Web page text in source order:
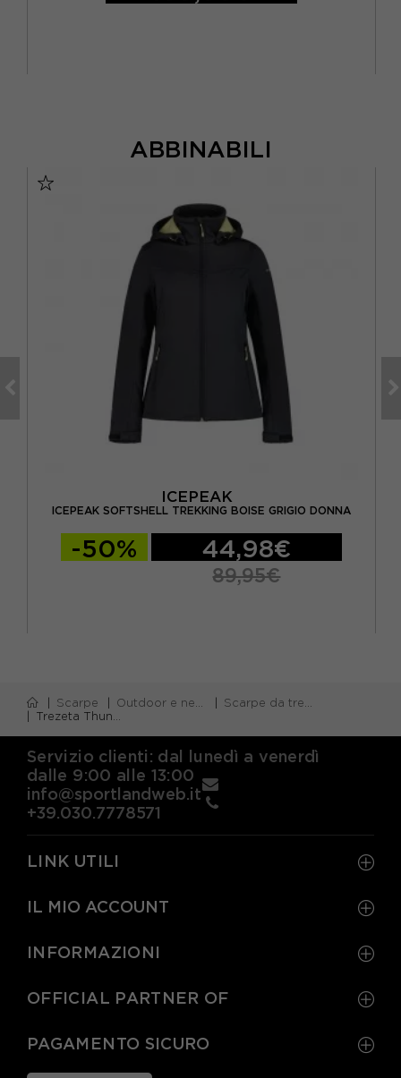
ABBINABILI
ICEPEAK
ICEPEAK SOFTSHELL TREKKING BOISE GRIGIO DONNA
-50% 44,98€
89,95€
Scarpe Outdoor e neve
Scarpe da trekking
Trezeta Thunder Mid Wp Grigio Scuro Azzurro - Pedule Trekking Donna
Servizio clienti: dal lunedì a venerdì
dalle 9:00 alle 13:00
info@sportlandweb.it
+39.030.7778571
LINK UTILI
IL MIO ACCOUNT
INFORMAZIONI
OFFICIAL PARTNER OF
PAGAMENTO SICURO